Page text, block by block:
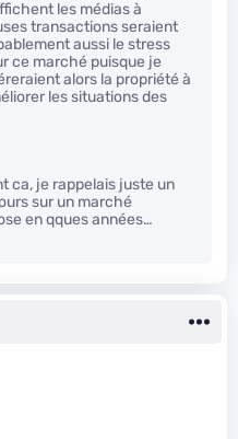
les médias à
transactions seraient
aussi le stress
ce marché puisque je
alors la propriété à
les situations des
ca, je rappelais juste un
sur un marché
en qques années…